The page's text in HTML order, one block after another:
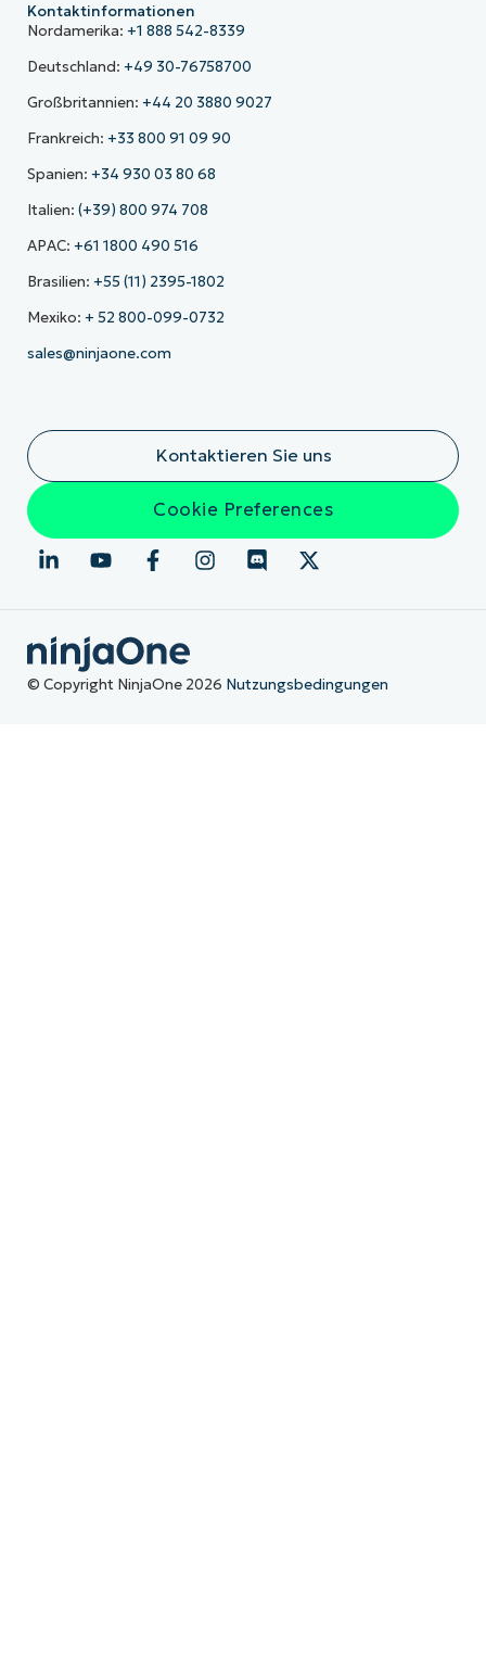
Kontaktinformationen
Nordamerika: +1 888 542-8339
Deutschland: +49 30-76758700
Großbritannien: +44 20 3880 9027
Frankreich: +33 800 91 09 90
Spanien: +34 930 03 80 68
Italien: (+39) 800 974 708
APAC: +61 1800 490 516
Brasilien: +55 (11) 2395-1802
Mexiko: + 52 800-099-0732
sales@ninjaone.com
Kontaktieren Sie uns
Cookie Preferences
© Copyright NinjaOne 2026 Nutzungsbedingungen